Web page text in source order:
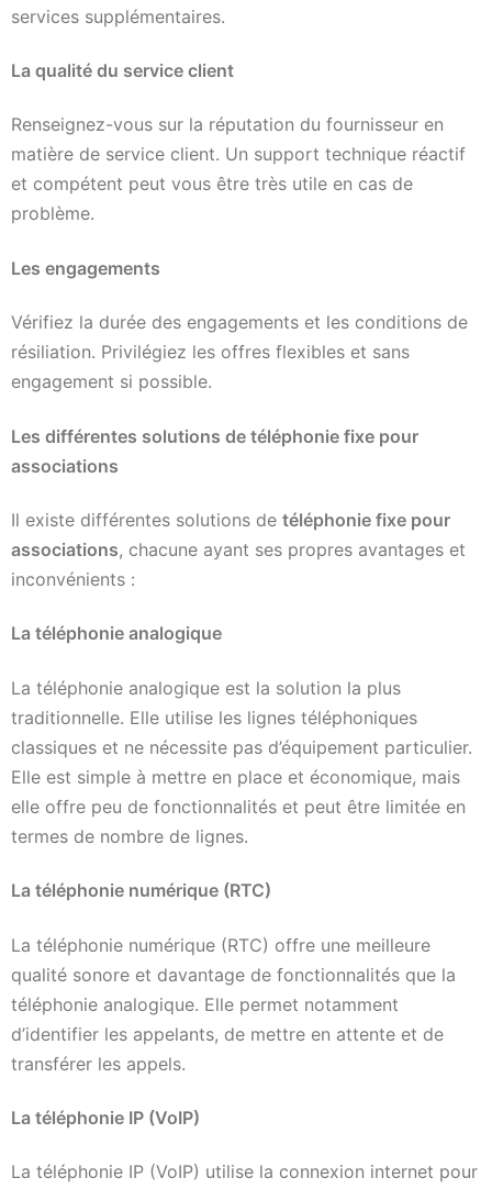
services supplémentaires.
La qualité du service client
Renseignez-vous sur la réputation du fournisseur en
matière de service client. Un support technique réactif
et compétent peut vous être très utile en cas de
problème.
Les engagements
Vérifiez la durée des engagements et les conditions de
résiliation. Privilégiez les offres flexibles et sans
engagement si possible.
Les différentes solutions de téléphonie fixe pour
associations
Il existe différentes solutions de téléphonie fixe pour
associations, chacune ayant ses propres avantages et
inconvénients :
La téléphonie analogique
La téléphonie analogique est la solution la plus
traditionnelle. Elle utilise les lignes téléphoniques
classiques et ne nécessite pas d’équipement particulier.
Elle est simple à mettre en place et économique, mais
elle offre peu de fonctionnalités et peut être limitée en
termes de nombre de lignes.
La téléphonie numérique (RTC)
La téléphonie numérique (RTC) offre une meilleure
qualité sonore et davantage de fonctionnalités que la
téléphonie analogique. Elle permet notamment
d’identifier les appelants, de mettre en attente et de
transférer les appels.
La téléphonie IP (VoIP)
La téléphonie IP (VoIP) utilise la connexion internet pour